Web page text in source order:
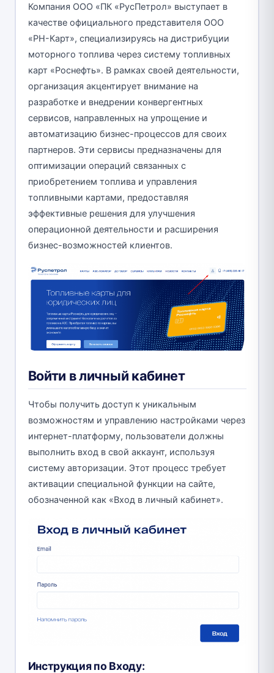
Компания ООО «ПК «РусПетрол» выступает в
качестве официального представителя ООО
«РН-Карт», специализируясь на дистрибуции
моторного топлива через систему топливных
карт «Роснефть». В рамках своей деятельности,
организация акцентирует внимание на
разработке и внедрении конвергентных
сервисов, направленных на упрощение и
автоматизацию бизнес-процессов для своих
партнеров. Эти сервисы предназначены для
оптимизации операций связанных с
приобретением топлива и управления
топливными картами, предоставляя
эффективные решения для улучшения
операционной деятельности и расширения
бизнес-возможностей клиентов.
Войти в личный кабинет
Чтобы получить доступ к уникальным
возможностям и управлению настройками через
интернет-платформу, пользователи должны
выполнить вход в свой аккаунт, используя
систему авторизации. Этот процесс требует
активации специальной функции на сайте,
обозначенной как «Вход в личный кабинет».
Инструкция по Входу: